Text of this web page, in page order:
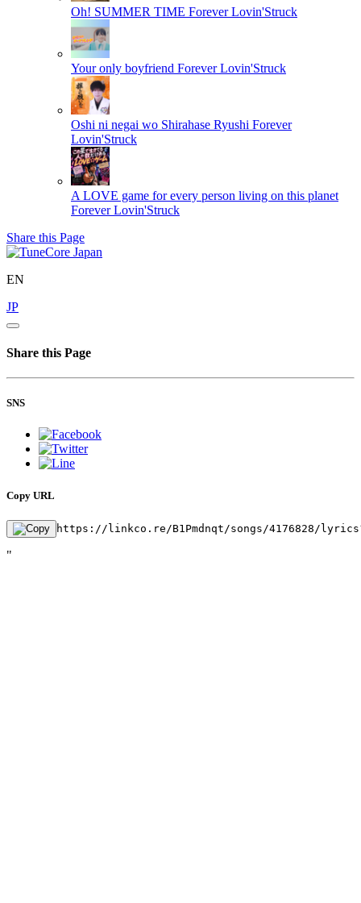
Oh! SUMMER TIME Forever Lovin'Struck
Your only boyfriend Forever Lovin'Struck
Oshi ni negai wo Shirahase Ryushi Forever
Lovin'Struck
A LOVE game for every person living on this planet
Forever Lovin'Struck
Share this Page
EN
JP
Share this Page
SNS
Copy URL
https://linkco.re/B1Pmdnqt/songs/4176828/
"